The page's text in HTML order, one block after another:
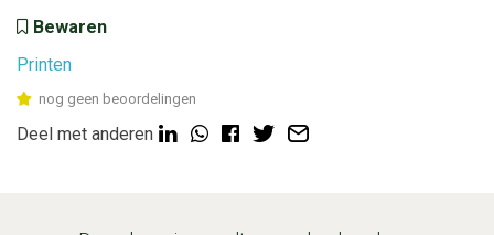
Bewaren
Printen
nog geen beoordelingen
Deel met anderen